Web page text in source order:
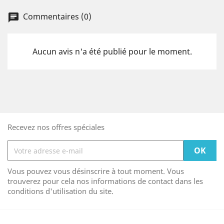
Commentaires (0)
Aucun avis n'a été publié pour le moment.
Recevez nos offres spéciales
Vous pouvez vous désinscrire à tout moment. Vous
trouverez pour cela nos informations de contact dans les
conditions d'utilisation du site.